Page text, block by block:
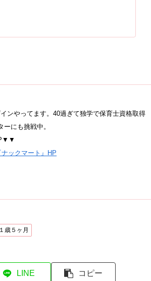
ンやってます。40過ぎて独学で保育士資格取得
にも挑戦中。
ックマート』HP
１歳５ヶ月
LINE コピー